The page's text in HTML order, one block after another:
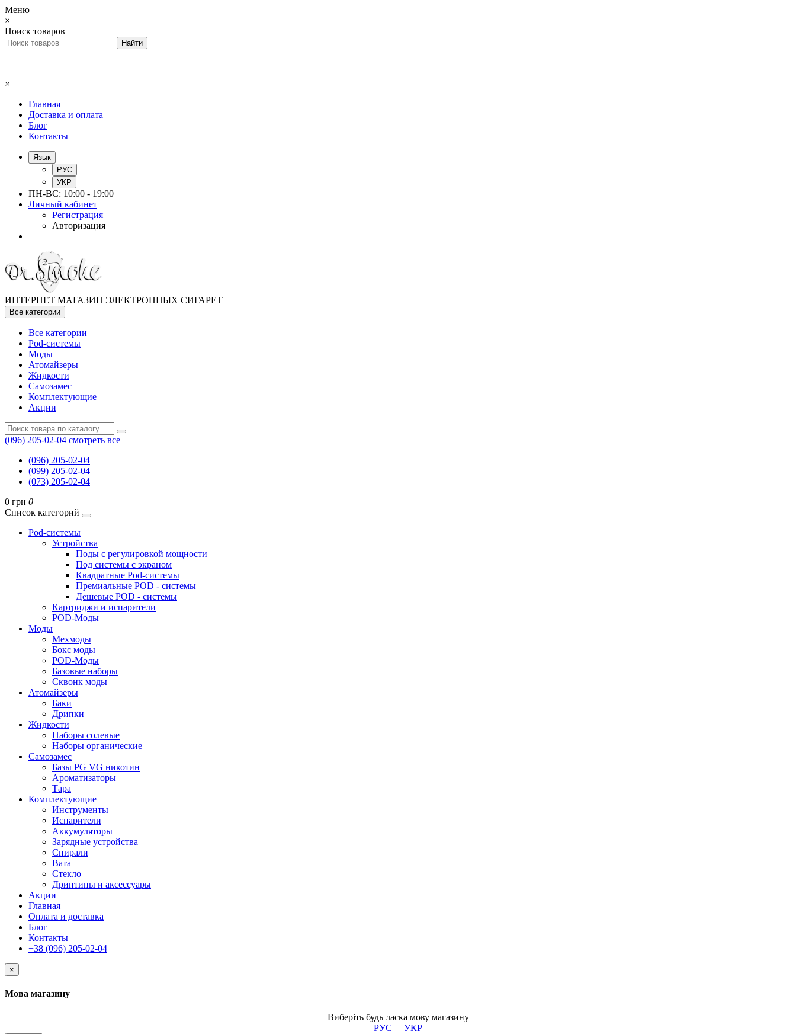
Меню
×
Поиск товаров
×
Главная
Доставка и оплата
Блог
Контакты
Язык
РУС
УКР
ПН-ВС: 10:00 - 19:00
Личный кабинет
Регистрация
Авторизация
ИНТЕРНЕТ МАГАЗИН ЭЛЕКТРОННЫХ СИГАРЕТ
Все категории
Все категории
Pod-системы
Моды
Атомайзеры
Жидкости
Самозамес
Комплектующие
Акции
(096) 205-02-04 смотреть все
(096) 205-02-04
(099) 205-02-04
(073) 205-02-04
0 грн 0
Список категорий
Pod-системы
Устройства
Поды с регулировкой мощности
Под системы с экраном
Квадратные Pod-системы
Премиальные POD - системы
Дешевые POD - системы
Картриджи и испарители
POD-Моды
Моды
Мехмоды
Бокс моды
POD-Моды
Базовые наборы
Сквонк моды
Атомайзеры
Баки
Дрипки
Жидкости
Наборы солевые
Наборы органические
Самозамес
Базы PG VG никотин
Ароматизаторы
Тара
Комплектующие
Инструменты
Испарители
Аккумуляторы
Зарядные устройства
Спирали
Вата
Стекло
Дриптипы и аксессуары
Акции
Главная
Оплата и доставка
Блог
Контакты
+38 (096) 205-02-04
×
Мова магазину
Виберіть будь ласка мову магазину
РУС
УКР